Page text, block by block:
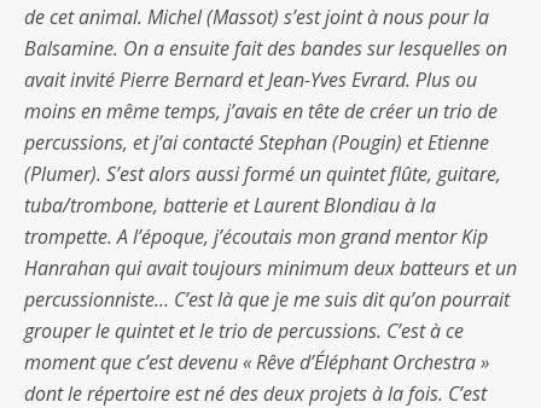
de cet animal. Michel (Massot) s’est joint à nous pour la
Balsamine. On a ensuite fait des bandes sur lesquelles on
avait invité Pierre Bernard et Jean-Yves Evrard. Plus ou
moins en même temps, j’avais en tête de créer un trio de
percussions, et j’ai contacté Stephan (Pougin) et Etienne
(Plumer). S’est alors aussi formé un quintet flûte, guitare,
tuba/trombone, batterie et Laurent Blondiau à la
trompette. A l’époque, j’écoutais mon grand mentor Kip
Hanrahan qui avait toujours minimum deux batteurs et un
percussionniste… C’est là que je me suis dit qu’on pourrait
grouper le quintet et le trio de percussions. C’est à ce
moment que c’est devenu « Rêve d’Éléphant Orchestra »
dont le répertoire est né des deux projets à la fois. C’est